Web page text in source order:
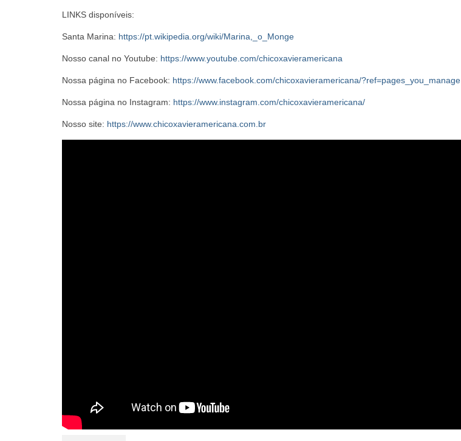
LINKS disponíveis:
Santa Marina: https://pt.wikipedia.org/wiki/Marina,_o_Monge
Nosso canal no Youtube: https://www.youtube.com/chicoxavieramericana
Nossa página no Facebook: https://www.facebook.com/chicoxavieramericana/?ref=pages_you_manage
Nossa página no Instagram: https://www.instagram.com/chicoxavieramericana/
Nosso site: https://www.chicoxavieramericana.com.br